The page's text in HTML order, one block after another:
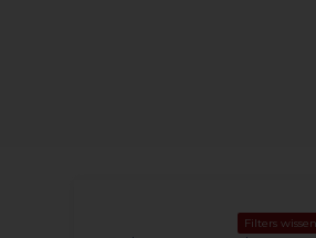
Filters wissen